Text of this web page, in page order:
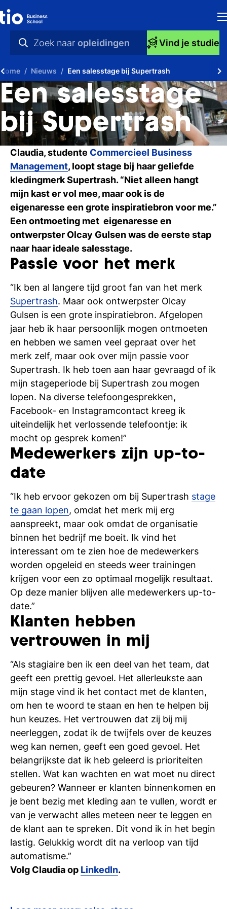
Zoek naar opleidingen
videos
nieuws
opleidingen
Vind je studie
Home Nieuws Een salesstage bij Supertrash
Een salesstage
bij Supertrash
Claudia, studente Commercieel Business
Management, loopt stage bij haar geliefde
kledingmerk Supertrash. “Niet alleen hangt
mijn kast er vol mee, maar ook is de
eigenaresse een grote inspiratiebron voor me.”
Een ontmoeting met eigenaresse en
ontwerpster Olcay Gulsen was de eerste stap
naar haar ideale salesstage.
Passie voor het merk
“Ik ben al langere tijd groot fan van het merk
Supertrash. Maar ook ontwerpster Olcay
Gulsen is een grote inspiratiebron. Afgelopen
jaar heb ik haar persoonlijk mogen ontmoeten
en hebben we samen veel gepraat over het
merk zelf, maar ook over mijn passie voor
Supertrash. Ik heb toen aan haar gevraagd of ik
mijn stageperiode bij Supertrash zou mogen
lopen. Na diverse telefoongesprekken,
Facebook- en Instagramcontact kreeg ik
uiteindelijk het verlossende telefoontje: ik
mocht op gesprek komen!”
Medewerkers zijn up-to-
date
“Ik heb ervoor gekozen om bij Supertrash stage
te gaan lopen, omdat het merk mij erg
aanspreekt, maar ook omdat de organisatie
binnen het bedrijf me boeit. Ik vind het
interessant om te zien hoe de medewerkers
worden opgeleid en steeds weer trainingen
krijgen voor een zo optimaal mogelijk resultaat.
Op deze manier blijven alle medewerkers up-to-
date.”
Klanten hebben
vertrouwen in mij
“Als stagiaire ben ik een deel van het team, dat
geeft een prettig gevoel. Het allerleukste aan
mijn stage vind ik het contact met de klanten,
om hen te woord te staan en hen te helpen bij
hun keuzes. Het vertrouwen dat zij bij mij
neerleggen, zodat ik de twijfels over de keuzes
weg kan nemen, geeft een goed gevoel. Het
belangrijkste dat ik heb geleerd is prioriteiten
stellen. Wat kan wachten en wat moet nu direct
gebeuren? Wanneer er klanten binnenkomen en
je bent bezig met kleding aan te vullen, wordt er
van je verwacht alles meteen neer te leggen en
de klant aan te spreken. Dit vond ik in het begin
lastig. Gelukkig wordt dit na verloop van tijd
automatisme.”
Volg Claudia op LinkedIn.